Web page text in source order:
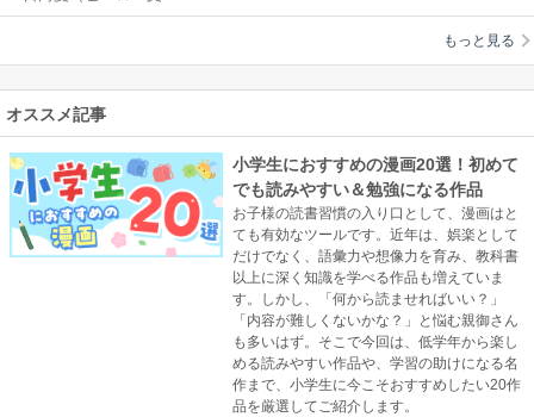
庫／イマジカインフ
ゲ/七緒一綺/しの
とうこ
もっと見る
オススメ記事
小学生におすすめの漫画20選！初めて
でも読みやすい＆勉強になる作品
お子様の読書習慣の入り口として、漫画はと
ても有効なツールです。近年は、娯楽として
だけでなく、語彙力や想像力を育み、教科書
以上に深く知識を学べる作品も増えていま
す。しかし、「何から読ませればいい？」
「内容が難しくないかな？」と悩む親御さん
も多いはず。そこで今回は、低学年から楽し
める読みやすい作品や、学習の助けになる名
作まで、小学生に今こそおすすめしたい20作
品を厳選してご紹介します。